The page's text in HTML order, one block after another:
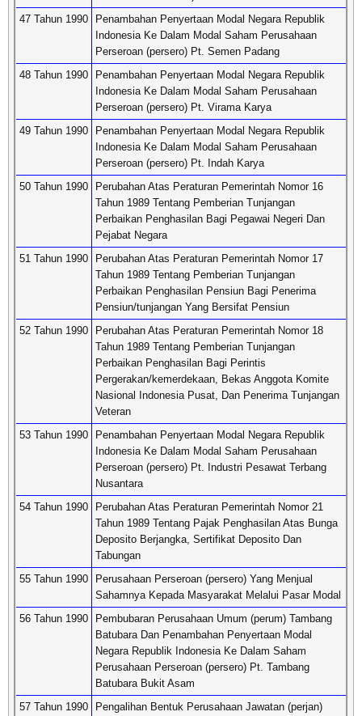
47 Tahun 1990
Penambahan Penyertaan Modal Negara Republik
Indonesia Ke Dalam Modal Saham Perusahaan
Perseroan (persero) Pt. Semen Padang
48 Tahun 1990
Penambahan Penyertaan Modal Negara Republik
Indonesia Ke Dalam Modal Saham Perusahaan
Perseroan (persero) Pt. Virama Karya
49 Tahun 1990
Penambahan Penyertaan Modal Negara Republik
Indonesia Ke Dalam Modal Saham Perusahaan
Perseroan (persero) Pt. Indah Karya
50 Tahun 1990
Perubahan Atas Peraturan Pemerintah Nomor 16
Tahun 1989 Tentang Pemberian Tunjangan
Perbaikan Penghasilan Bagi Pegawai Negeri Dan
Pejabat Negara
51 Tahun 1990
Perubahan Atas Peraturan Pemerintah Nomor 17
Tahun 1989 Tentang Pemberian Tunjangan
Perbaikan Penghasilan Pensiun Bagi Penerima
Pensiun/tunjangan Yang Bersifat Pensiun
52 Tahun 1990
Perubahan Atas Peraturan Pemerintah Nomor 18
Tahun 1989 Tentang Pemberian Tunjangan
Perbaikan Penghasilan Bagi Perintis
Pergerakan/kemerdekaan, Bekas Anggota Komite
Nasional Indonesia Pusat, Dan Penerima Tunjangan
Veteran
53 Tahun 1990
Penambahan Penyertaan Modal Negara Republik
Indonesia Ke Dalam Modal Saham Perusahaan
Perseroan (persero) Pt. Industri Pesawat Terbang
Nusantara
54 Tahun 1990
Perubahan Atas Peraturan Pemerintah Nomor 21
Tahun 1989 Tentang Pajak Penghasilan Atas Bunga
Deposito Berjangka, Sertifikat Deposito Dan
Tabungan
55 Tahun 1990
Perusahaan Perseroan (persero) Yang Menjual
Sahamnya Kepada Masyarakat Melalui Pasar Modal
56 Tahun 1990
Pembubaran Perusahaan Umum (perum) Tambang
Batubara Dan Penambahan Penyertaan Modal
Negara Republik Indonesia Ke Dalam Saham
Perusahaan Perseroan (persero) Pt. Tambang
Batubara Bukit Asam
57 Tahun 1990
Pengalihan Bentuk Perusahaan Jawatan (perjan)